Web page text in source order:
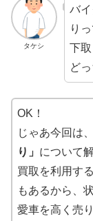
タケシ
バ
り
下
ど
OK！
じゃあ今回は
り」 について
買取を利用す
もあるから、
愛車を高く売